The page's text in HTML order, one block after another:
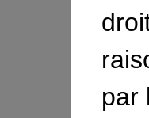
par